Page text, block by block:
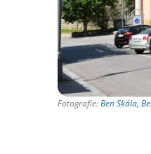
Fotografie:Ben Skála,